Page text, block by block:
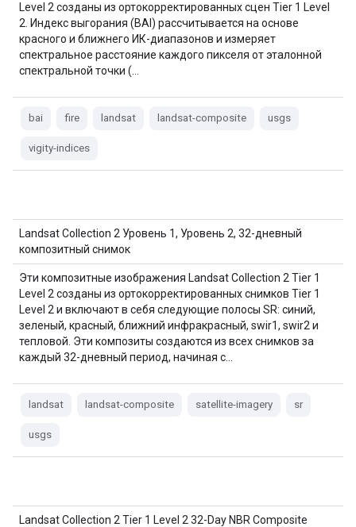
Level 2 созданы из ортокорректированных сцен Tier 1 Level
2. Индекс выгорания (BAI) рассчитывается на основе
красного и ближнего ИК-диапазонов и измеряет
спектральное расстояние каждого пикселя от эталонной
спектральной точки (…
bai fire landsat landsat-composite usgs
vigity-indices
Landsat Collection 2 Уровень 1, Уровень 2, 32-дневный
композитный снимок
Эти композитные изображения Landsat Collection 2 Tier 1
Level 2 созданы из ортокорректированных снимков Tier 1
Level 2 и включают в себя следующие полосы SR: синий,
зеленый, красный, ближний инфракрасный, swir1, swir2 и
тепловой. Эти композиты создаются из всех снимков за
каждый 32-дневный период, начиная с…
landsat landsat-composite satellite-imagery sr
usgs
Landsat Collection 2 Tier 1 Level 2 32-Day NBR Composite